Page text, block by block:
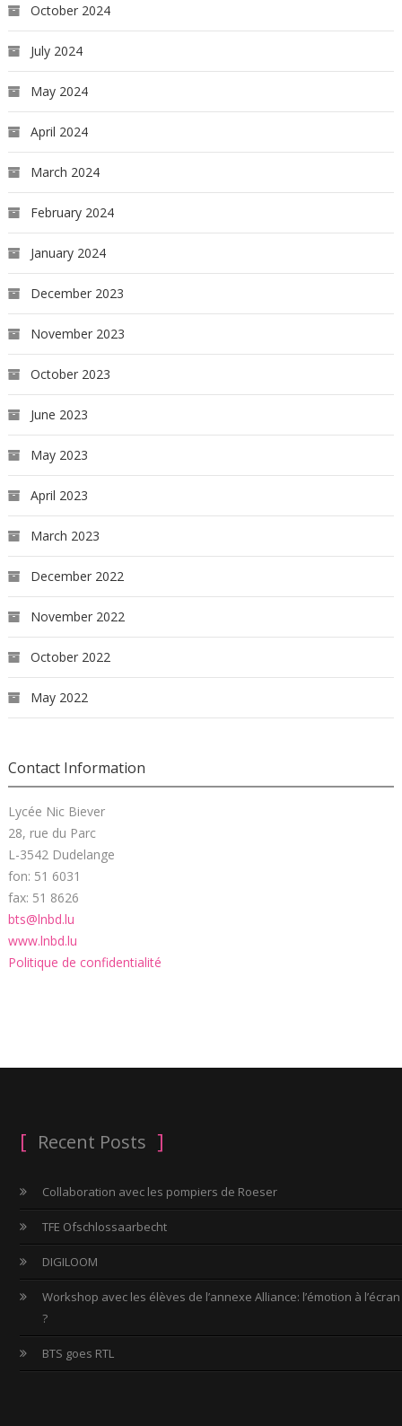
October 2024
July 2024
May 2024
April 2024
March 2024
February 2024
January 2024
December 2023
November 2023
October 2023
June 2023
May 2023
April 2023
March 2023
December 2022
November 2022
October 2022
May 2022
Contact Information
Lycée Nic Biever
28, rue du Parc
L-3542 Dudelange
fon: 51 6031
fax: 51 8626
bts@lnbd.lu
www.lnbd.lu
Politique de confidentialité
Recent Posts
Collaboration avec les pompiers de Roeser
TFE Ofschlossaarbecht
DIGILOOM
Workshop avec les élèves de l’annexe Alliance: l’émotion à l’écran
?
BTS goes RTL